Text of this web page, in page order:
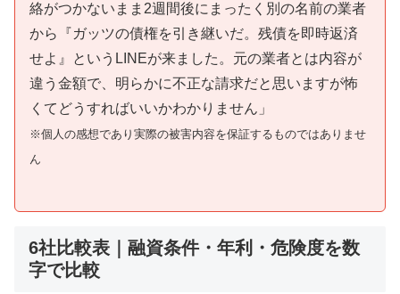
絡がつかないまま2週間後にまったく別の名前の業者
から『ガッツの債権を引き継いだ。残債を即時返済
せよ』というLINEが来ました。元の業者とは内容が
違う金額で、明らかに不正な請求だと思いますが怖
くてどうすればいいかわかりません」
※個人の感想であり実際の被害内容を保証するものではありませ
ん
6社比較表｜融資条件・年利・危険度を数
字で比較